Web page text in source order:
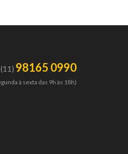
98165 0990
à sexta das 9h às 18h)